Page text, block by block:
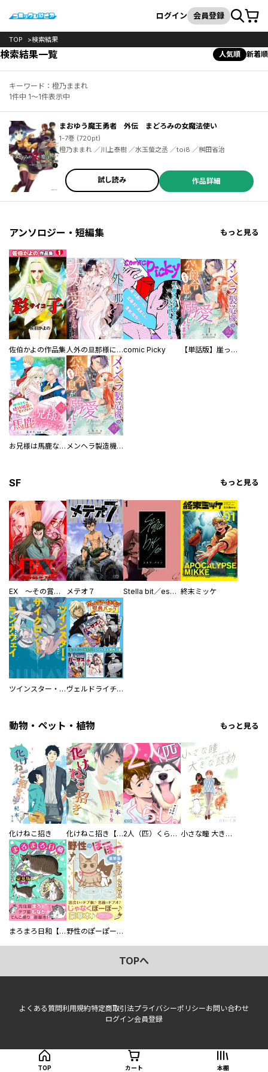
検索
ログイン 会員登録カート
TOP 検索結果
検索結果一覧 人気順 新着順
キーワード：橙乃ままれ
1件中 1～1件表示中
まおゆう魔王勇者 外伝 まどろみの女魔法使い
1-7巻 (720pt)
橙乃ままれ ／川上泰樹 ／水玉螢之丞 ／toi8 ／桝田省治
試し読み 作品詳細
アンソロジー・短編集 もっと見る
佐伯かよの作品集 人外の旦那様に娶られ毎晩ナカまで愛される…。アンソロジーcomic Picky 【単話版】崖っぷち令嬢ですが、意地と策略で幸せになります！シリーズ
お兄様は馬鹿なんですか？～地味王女は婚約破棄に巻き込まれる～ メンヘラ製造機の公爵令息（過保護）が溺愛してきます
SF もっと見る
EX ～その賞金稼ぎは、世界の出口を探す～【単行本版】 メテオ７ Stella bit／es【単話版】 終末ミッケ
ツインスター・サイクロン・ランナウェイ ヴェルドライチオシ聖典パック 『転スラ』ミニ画集付き シリウス人気作３選
動物・ペット・植物 もっと見る
化けねこ招き 化けねこ招き【描きおろし付合冊版】 2人（匹）くらし。 小さな瞳 大きな鼓動
まろまろ日和【豪華版】 野性のぽーぽー【豪華版】
TOPへ
よくある質問利用規約特定商取引法プライバシーポリシーお問い合わせ
ログイン会員登録
TOP カート 本棚